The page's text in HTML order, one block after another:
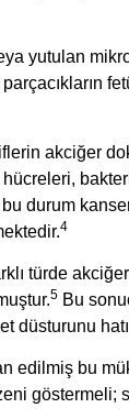
yutulan
akciğer
durum
4
türde
5 Bu
düsturunu
edilmiş bu